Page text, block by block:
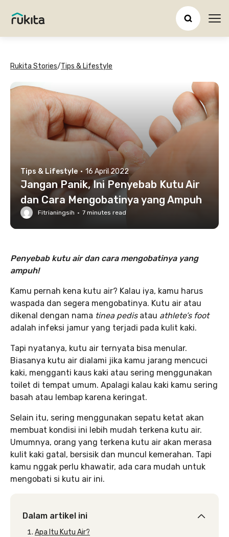
Rukita Stories/Tips & Lifestyle
Tips & Lifestyle · 16 April 2022
Jangan Panik, Ini Penyebab Kutu Air
dan Cara Mengobatinya yang Ampuh
Fitrianingsih · 7 minutes read
Penyebab kutu air dan cara mengobatinya yang
ampuh!
Kamu pernah kena kutu air? Kalau iya, kamu harus
waspada dan segera mengobatinya. Kutu air atau
dikenal dengan nama tinea pedisatau athlete’s foot
adalah infeksi jamur yang terjadi pada kulit kaki.
Tapi nyatanya, kutu air ternyata bisa menular.
Biasanya kutu air dialami jika kamu jarang mencuci
kaki, mengganti kaus kaki atau sering menggunakan
toilet di tempat umum. Apalagi kalau kaki kamu sering
basah atau lembap karena keringat.
Selain itu, sering menggunakan sepatu ketat akan
membuat kondisi ini lebih mudah terkena kutu air.
Umumnya, orang yang terkena kutu air akan merasa
kulit kaki gatal, bersisik dan muncul kemerahan. Tapi
kamu nggak perlu khawatir, ada cara mudah untuk
mengobati si kutu air ini.
Dalam artikel ini
Apa Itu Kutu Air?